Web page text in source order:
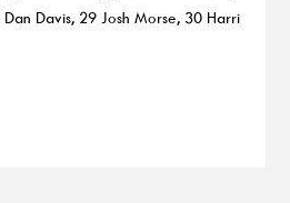
Davis, 29 Josh Morse, 30 Harri